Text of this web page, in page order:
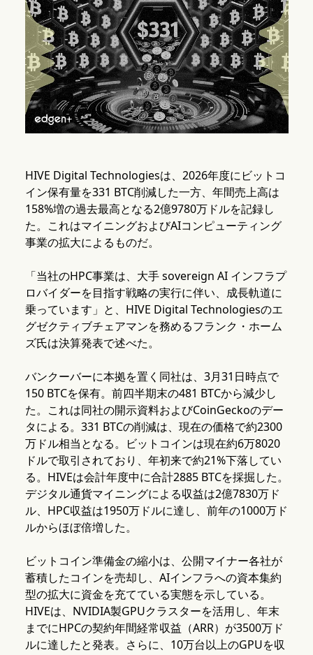
HIVE Digital Technologiesは、2026年度にビットコ
イン保有量を331 BTC削減した一方、年間売上高は
158%増の過去最高となる2億9780万ドルを記録し
た。これはマイニングおよびAIコンピューティング
事業の拡大によるものだ。
「当社のHPC事業は、大手 sovereign AI インフラプ
ロバイダーを目指す戦略の実行に伴い、成長軌道に
乗っています」と、HIVE Digital Technologiesのエ
グゼクティブチェアマンを務めるフランク・ホーム
ズ氏は決算発表で述べた。
バンクーバーに本拠を置く同社は、3月31日時点で
150 BTCを保有。前四半期末の481 BTCから減少し
た。これは同社の開示資料およびCoinGeckoのデー
タによる。331 BTCの削減は、現在の価格で約2300
万ドル相当となる。ビットコインは現在約6万8020
ドルで取引されており、年初来で約21%下落してい
る。HIVEは会計年度中に合計2885 BTCを採掘した。
デジタル通貨マイニングによる収益は2億7830万ド
ル、HPC収益は1950万ドルに達し、前年の1000万ド
ルからほぼ倍増した。
ビットコイン準備金の縮小は、公開マイナー各社が
蓄積したコインを売却し、AIインフラへの資本集約
型の拡大に資金を充てている実態を示している。
HIVEは、NVIDIA製GPUクラスターを活用し、年末
までにHPCの契約年間経常収益（ARR）が3500万ド
ルに達したと発表。さらに、10万台以上のGPUを収